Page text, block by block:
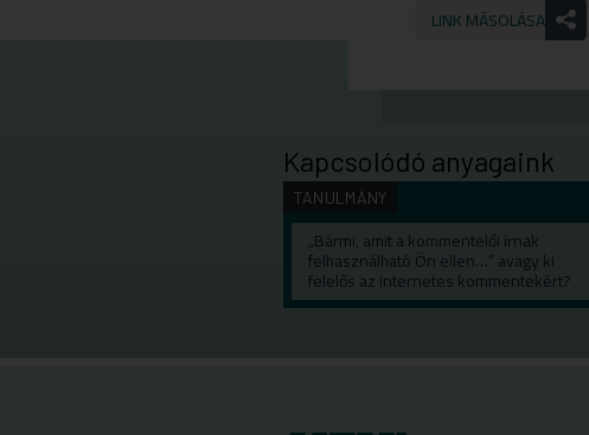
LINK MÁSOLÁSA
Kapcsolódó anyagaink
TANULMÁNY
„Bármi, amit a kommentelői írnak
felhasználható Ön ellen…” avagy ki
felelős az internetes kommentekért?